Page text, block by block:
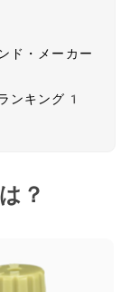
ド・メーカー
ンキング1
？